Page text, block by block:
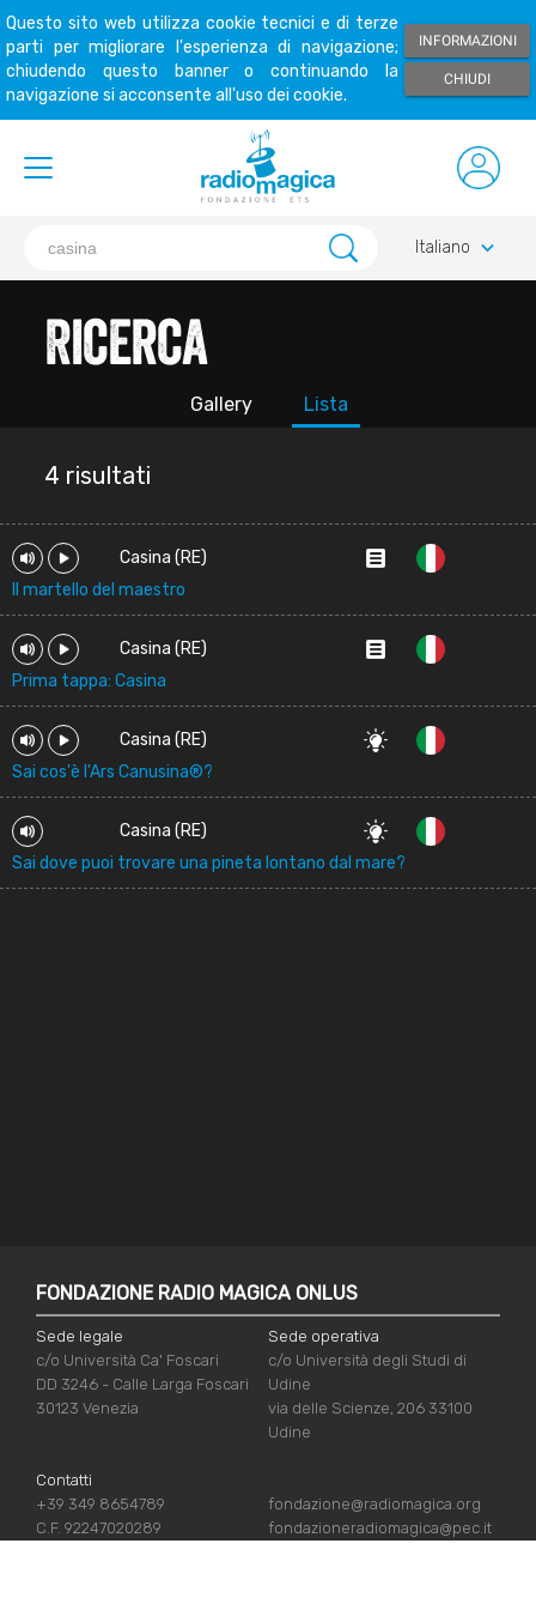
Questo sito web utilizza cookie tecnici e di terze
parti per migliorare l'esperienza di navigazione;
chiudendo questo banner o continuando la
navigazione si acconsente all'uso dei cookie.
INFORMAZIONI
CHIUDI
Italiano keyboard_arrow_down
Ricerca
Gallery Lista
4 risultati
Casina (RE)
Il martello del maestro
Casina (RE)
Prima tappa: Casina
Casina (RE)
Sai cos'è l'Ars Canusina®?
Casina (RE)
Sai dove puoi trovare una pineta lontano dal mare?
FONDAZIONE RADIO MAGICA ONLUS
Sede legale
c/o Università Ca' Foscari
DD 3246 - Calle Larga Foscari
30123 Venezia
Sede operativa
c/o Università degli Studi di
Udine
via delle Scienze, 206 33100
Udine
Contatti
+39 349 8654789
C.F. 92247020289
fondazione@radiomagica.org
fondazioneradiomagica@pec.it